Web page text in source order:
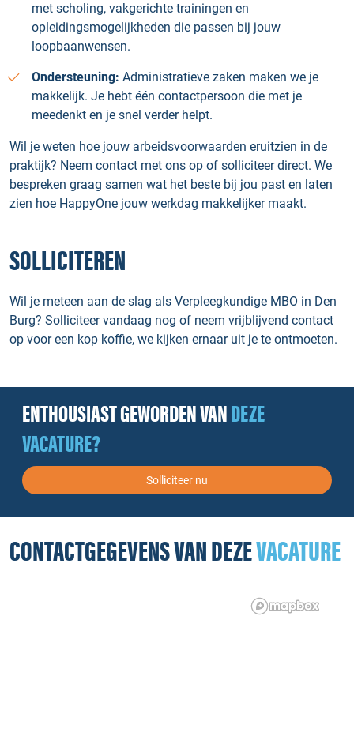
met scholing, vakgerichte trainingen en
opleidingsmogelijkheden die passen bij jouw
loopbaanwensen.
Ondersteuning: Administratieve zaken maken we je
makkelijk. Je hebt één contactpersoon die met je
meedenkt en je snel verder helpt.
Wil je weten hoe jouw arbeidsvoorwaarden eruitzien in de
praktijk? Neem contact met ons op of solliciteer direct. We
bespreken graag samen wat het beste bij jou past en laten
zien hoe HappyOne jouw werkdag makkelijker maakt.
SOLLICITEREN
Wil je meteen aan de slag als Verpleegkundige MBO in Den
Burg? Solliciteer vandaag nog of neem vrijblijvend contact
op voor een kop koffie, we kijken ernaar uit je te ontmoeten.
ENTHOUSIAST GEWORDEN VANDEZE
VACATURE?
Solliciteer nu
CONTACTGEGEVENS VAN DEZEVACATURE